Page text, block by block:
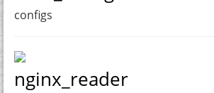
configs
nginx_reader